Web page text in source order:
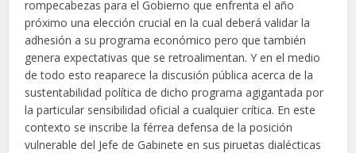
rompecabezas para el Gobierno que enfrenta el año
próximo una elección crucial en la cual deberá validar la
adhesión a su programa económico pero que también
genera expectativas que se retroalimentan. Y en el medio
de todo esto reaparece la discusión pública acerca de la
sustentabilidad política de dicho programa agigantada por
la particular sensibilidad oficial a cualquier crítica. En este
contexto se inscribe la férrea defensa de la posición
vulnerable del Jefe de Gabinete en sus piruetas dialécticas